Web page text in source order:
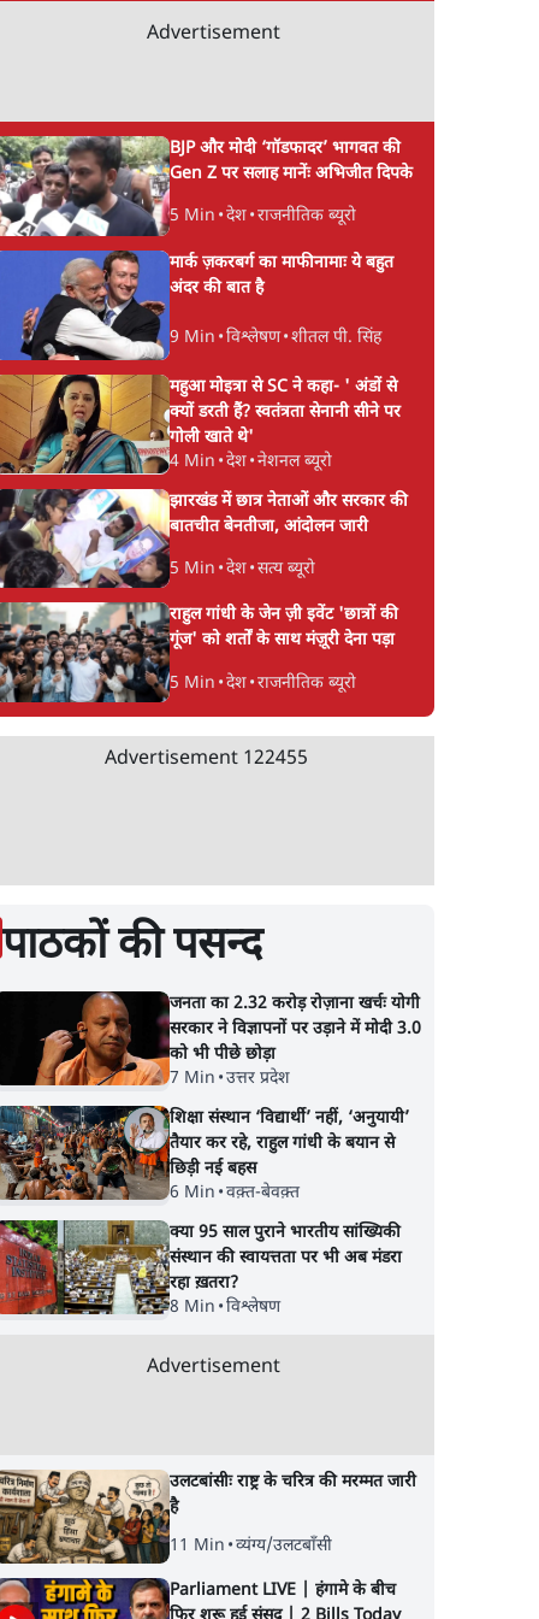
में
रोज़ाना खर्चः योगी सरकार ने
विज्ञापनों पर उड़ाने में मोदी
3.0 को भी पीछे छोड़ा
यूनिवर्सिटी के ढहाने पर
मुरादाबाद कमिश्नर
लगाई अंतरिम रोक
Advertisement
BJP और मोदी ‘गॉडफादर’ भागवत की
Gen Z पर सलाह मानेंः अभिजीत दिपके
5 Min •देश•राजनीतिक ब्यूरो
मार्क ज़करबर्ग का माफीनामाः ये बहुत
अंदर की बात है
9 Min •विश्लेषण•शीतल पी. सिंह
महुआ मोइत्रा से SC ने कहा- ' अंडों से
क्यों डरती हैं? स्वतंत्रता सेनानी सीने पर
गोली खाते थे'
4 Min •देश•नेशनल ब्यूरो
झारखंड में छात्र नेताओं और सरकार की
बातचीत बेनतीजा, आंदोलन जारी
5 Min •देश•सत्य ब्यूरो
राहुल गांधी के जेन ज़ी इवेंट 'छात्रों की
गूंज' को शर्तों के साथ मंज़ूरी देना पड़ा
5 Min •देश•राजनीतिक ब्यूरो
Advertisement 122455
पाठकों की पसन्द
जनता का 2.32 करोड़ रोज़ाना खर्चः योगी
सरकार ने विज्ञापनों पर उड़ाने में मोदी 3.0
को भी पीछे छोड़ा
7 Min •उत्तर प्रदेश
शिक्षा संस्थान ‘विद्यार्थी’ नहीं, ‘अनुयायी’
तैयार कर रहे, राहुल गांधी के बयान से
छिड़ी नई बहस
6 Min •वक़्त-बेवक़्त
क्या 95 साल पुराने भारतीय सांख्यिकी
संस्थान की स्वायत्तता पर भी अब मंडरा
रहा ख़तरा?
8 Min •विश्लेषण
Advertisement
उलटबांसीः राष्ट्र के चरित्र की मरम्मत जारी
है
11 Min •व्यंग्य/उलटबाँसी
Parliament LIVE | हंगामे के बीच